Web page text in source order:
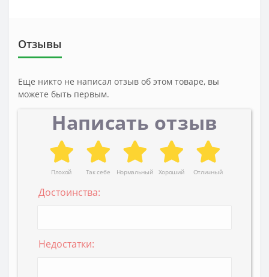
Отзывы
Еще никто не написал отзыв об этом товаре, вы
можете быть первым.
Написать отзыв
Плохой Так себе Нормальный Хороший Отличный
Достоинства:
Недостатки: